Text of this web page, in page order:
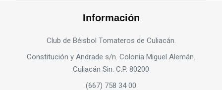
Información
Club de Béisbol Tomateros de Culiacán.
Constitución y Andrade s/n. Colonia Miguel Alemán.
Culiacán Sin. C.P. 80200
(667) 758 34 00